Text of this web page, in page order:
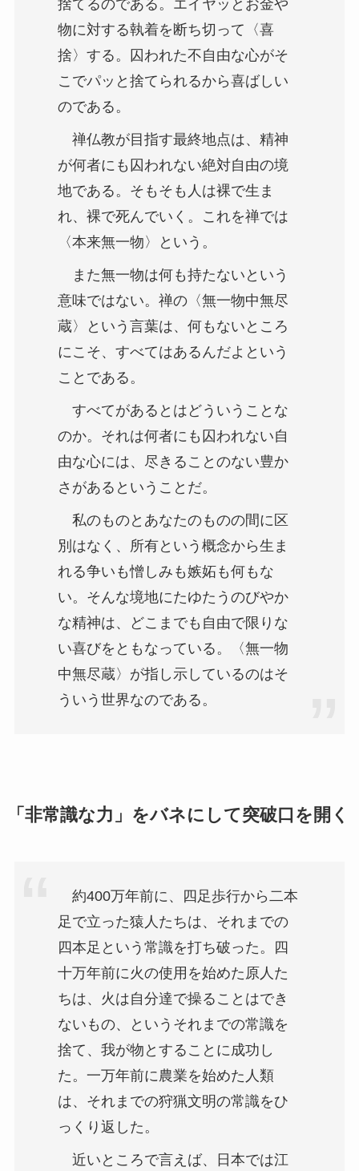
捨てるのである。エイヤッとお金や
物に対する執着を断ち切って〈喜
捨〉する。囚われた不自由な心がそ
こでパッと捨てられるから喜ばしい
のである。
禅仏教が目指す最終地点は、精神
が何者にも囚われない絶対自由の境
地である。そもそも人は裸で生ま
れ、裸で死んでいく。これを禅では
〈本来無一物〉という。
また無一物は何も持たないという
意味ではない。禅の〈無一物中無尽
蔵〉という言葉は、何もないところ
にこそ、すべてはあるんだよという
ことである。
すべてがあるとはどういうことな
のか。それは何者にも囚われない自
由な心には、尽きることのない豊か
さがあるということだ。
私のものとあなたのものの間に区
別はなく、所有という概念から生ま
れる争いも憎しみも嫉妬も何もな
い。そんな境地にたゆたうのびやか
な精神は、どこまでも自由で限りな
い喜びをともなっている。〈無一物
中無尽蔵〉が指し示しているのはそ
ういう世界なのである。
「非常識な力」をバネにして突破口を開く
約400万年前に、四足歩行から二本
足で立った猿人たちは、それまでの
四本足という常識を打ち破った。四
十万年前に火の使用を始めた原人た
ちは、火は自分達で操ることはでき
ないもの、というそれまでの常識を
捨て、我が物とすることに成功し
た。一万年前に農業を始めた人類
は、それまでの狩猟文明の常識をひ
っくり返した。
近いところで言えば、日本では江